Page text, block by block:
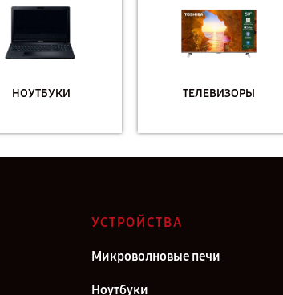
НОУТБУКИ ТЕЛЕВИЗОРЫ
УСТРОЙСТВА
Микроволновые печи
Ноутбуки